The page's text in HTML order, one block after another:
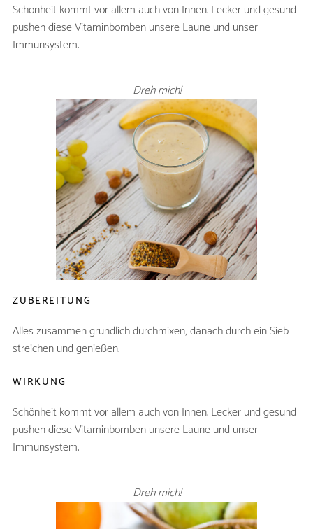
Schönheit kommt vor allem auch von Innen. Lecker und gesund
pushen diese Vitaminbomben unsere Laune und unser
Immunsystem.
Dreh mich!
KEFIR - SMOOTHIE
ZUTATEN
250ml
Kefir (gut gekühlt)
1
reife Banane
150g
grüne Trauben
etwas
Zitronensaft
ZUBEREITUNG
Alles zusammen gründlich durchmixen, danach durch ein Sieb
streichen und genießen.
WIRKUNG
Schönheit kommt vor allem auch von Innen. Lecker und gesund
pushen diese Vitaminbomben unsere Laune und unser
Immunsystem.
Dreh mich!
SWEET MANGO